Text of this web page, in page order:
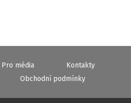
Pro média
Kontakty
Obchodní podmínky